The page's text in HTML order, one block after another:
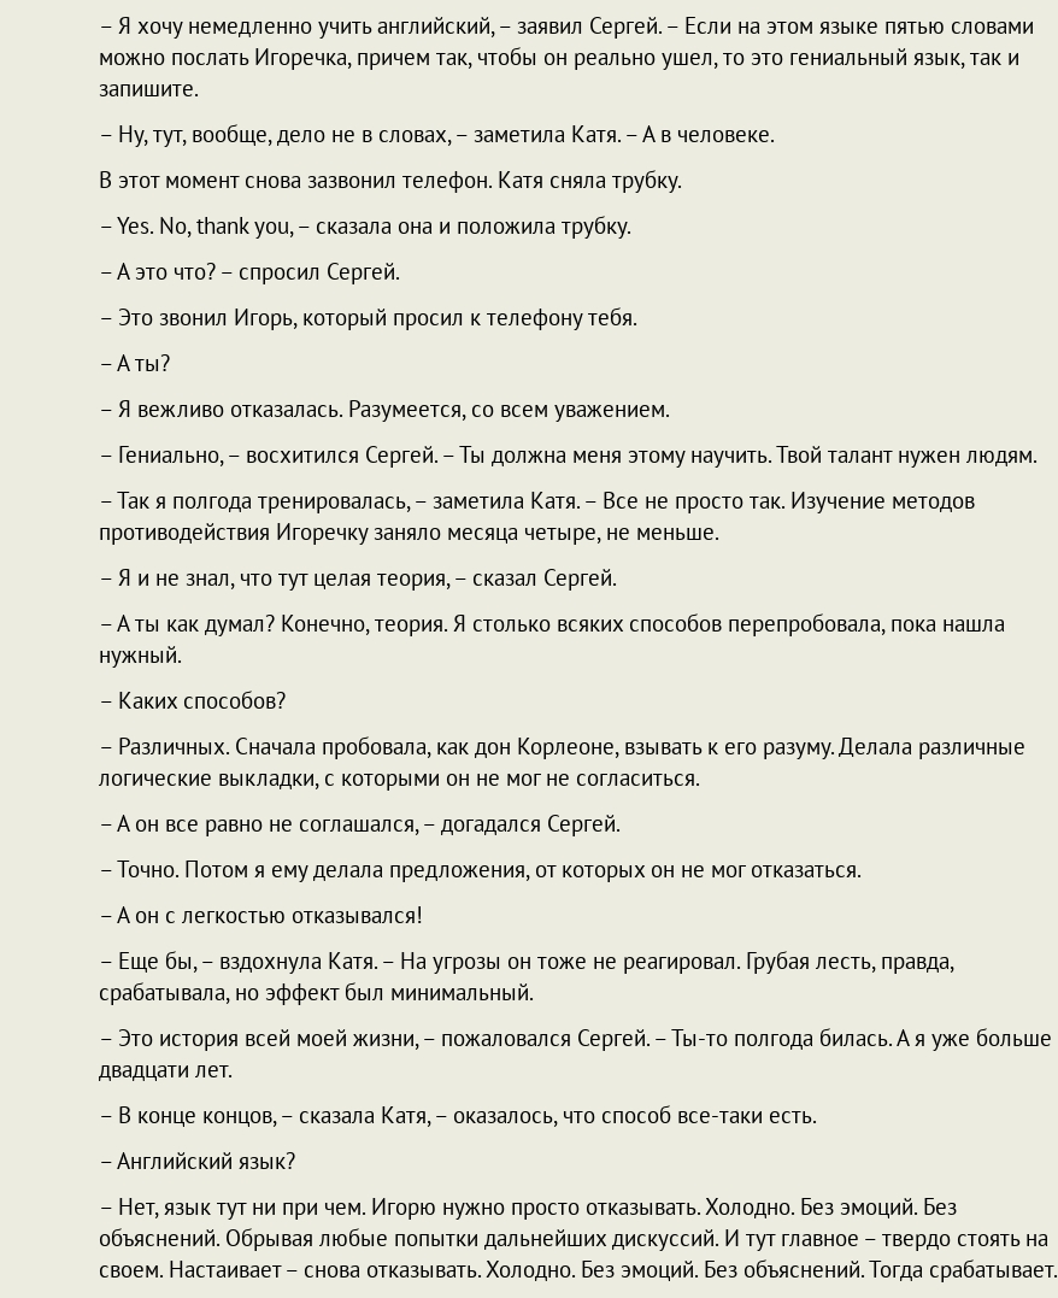
– Я хочу немедленно учить английский, – заявил Сергей. – Если на этом языке пятью словами
можно послать Игоречка, причем так, чтобы он реально ушел, то это гениальный язык, так и
запишите.
– Ну, тут, вообще, дело не в словах, – заметила Катя. – А в человеке.
В этот момент снова зазвонил телефон. Катя сняла трубку.
– Yes. No, thank you, – сказала она и положила трубку.
– А это что? – спросил Сергей.
– Это звонил Игорь, который просил к телефону тебя.
– А ты?
– Я вежливо отказалась. Разумеется, со всем уважением.
– Гениально, – восхитился Сергей. – Ты должна меня этому научить. Твой талант нужен людям.
– Так я полгода тренировалась, – заметила Катя. – Все не просто так. Изучение методов
противодействия Игоречку заняло месяца четыре, не меньше.
– Я и не знал, что тут целая теория, – сказал Сергей.
– А ты как думал? Конечно, теория. Я столько всяких способов перепробовала, пока нашла
нужный.
– Каких способов?
– Различных. Сначала пробовала, как дон Корлеоне, взывать к его разуму. Делала различные
логические выкладки, с которыми он не мог не согласиться.
– А он все равно не соглашался, – догадался Сергей.
– Точно. Потом я ему делала предложения, от которых он не мог отказаться.
– А он с легкостью отказывался!
– Еще бы, – вздохнула Катя. – На угрозы он тоже не реагировал. Грубая лесть, правда,
срабатывала, но эффект был минимальный.
– Это история всей моей жизни, – пожаловался Сергей. – Ты-то полгода билась. А я уже больше
двадцати лет.
– В конце концов, – сказала Катя, – оказалось, что способ все-таки есть.
– Английский язык?
– Нет, язык тут ни при чем. Игорю нужно просто отказывать. Холодно. Без эмоций. Без
объяснений. Обрывая любые попытки дальнейших дискуссий. И тут главное – твердо стоять на
своем. Настаивает – снова отказывать. Холодно. Без эмоций. Без объяснений. Тогда срабатывает.